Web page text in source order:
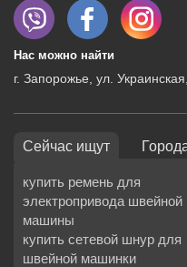
Нас можно найти
г. Запорожье, ул.
Сейчас ищут
купить ремень для
электропривода швейной
машины
купить сетевой шнур для
швейной машинки